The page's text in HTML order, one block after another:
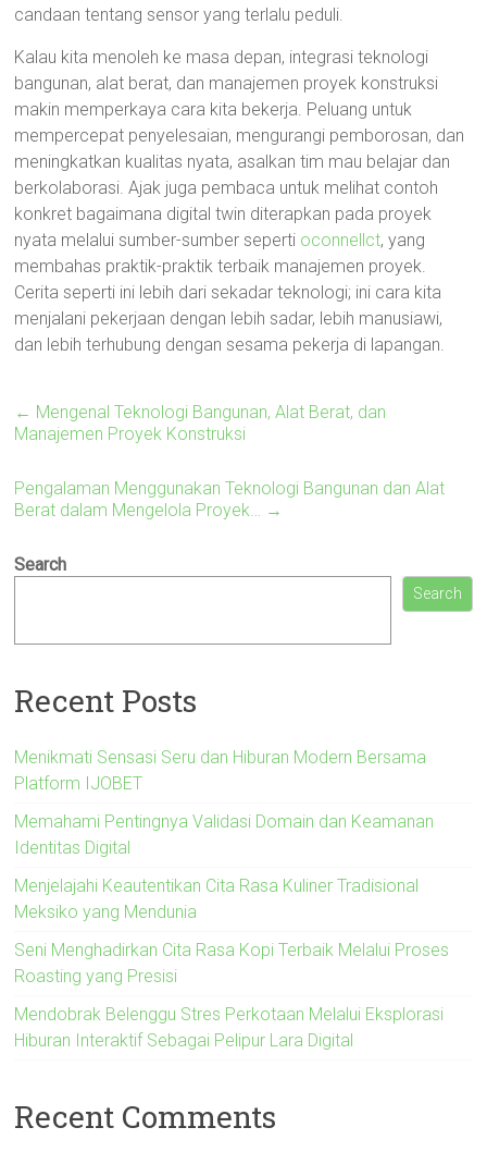
candaan tentang sensor yang terlalu peduli.
Kalau kita menoleh ke masa depan, integrasi teknologi
bangunan, alat berat, dan manajemen proyek konstruksi
makin memperkaya cara kita bekerja. Peluang untuk
mempercepat penyelesaian, mengurangi pemborosan, dan
meningkatkan kualitas nyata, asalkan tim mau belajar dan
berkolaborasi. Ajak juga pembaca untuk melihat contoh
konkret bagaimana digital twin diterapkan pada proyek
nyata melalui sumber-sumber seperti oconnellct, yang
membahas praktik-praktik terbaik manajemen proyek.
Cerita seperti ini lebih dari sekadar teknologi; ini cara kita
menjalani pekerjaan dengan lebih sadar, lebih manusiawi,
dan lebih terhubung dengan sesama pekerja di lapangan.
← Mengenal Teknologi Bangunan, Alat Berat, dan
Manajemen Proyek Konstruksi
Pengalaman Menggunakan Teknologi Bangunan dan Alat
Berat dalam Mengelola Proyek… →
Search
Search
Recent Posts
Menikmati Sensasi Seru dan Hiburan Modern Bersama
Platform IJOBET
Memahami Pentingnya Validasi Domain dan Keamanan
Identitas Digital
Menjelajahi Keautentikan Cita Rasa Kuliner Tradisional
Meksiko yang Mendunia
Seni Menghadirkan Cita Rasa Kopi Terbaik Melalui Proses
Roasting yang Presisi
Mendobrak Belenggu Stres Perkotaan Melalui Eksplorasi
Hiburan Interaktif Sebagai Pelipur Lara Digital
Recent Comments